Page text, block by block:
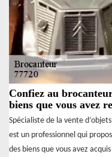
Confiez au
biens que vous avez
Spécialiste de la vente
est un professionnel qui
des biens que vous avez